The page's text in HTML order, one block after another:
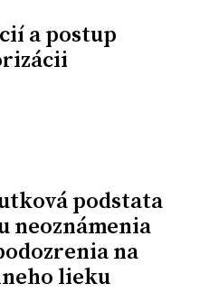
a postup
podstata
neoznámenia
na
lieku